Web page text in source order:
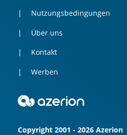
Nutzungsbedingungen
Über uns
Kontakt
Werben
Copyright 2001 - 2026 Azerion